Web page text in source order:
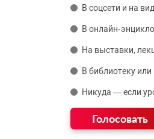
В соцсети и на
В
На выставки,
В библиотеку
Никуда — если